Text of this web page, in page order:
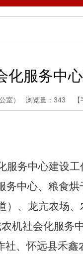
化服务中
室） 浏览量： 343
服务中心建设
务中心、粮食
、龙亢农场
机社会化服务
、怀远县禾